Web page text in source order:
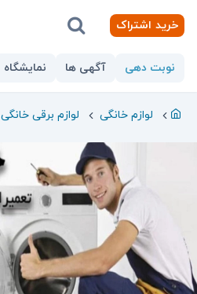
خرید اشتراک
نوبت دهی آگهی ها نمایشگاه
لوازم خانگی لوازم برقی خانگی